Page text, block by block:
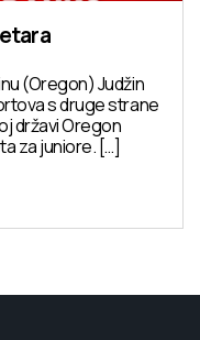
(Oregon) Judžin
s druge strane
državi Oregon
za juniore. […]